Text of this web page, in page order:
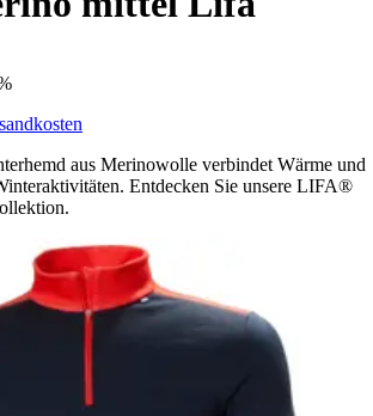
aus Merinowolle verbindet Wärme und
Entdecken Sie unsere LIFA®